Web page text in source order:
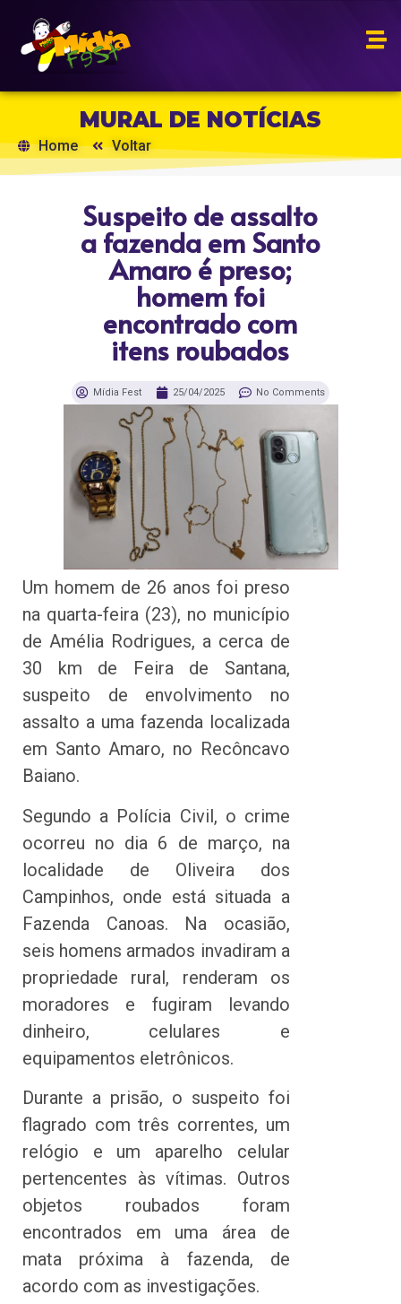
MURAL DE NOTÍCIAS
Home Voltar
Suspeito de assalto
a fazenda em Santo
Amaro é preso;
homem foi
encontrado com
itens roubados
Mídia Fest 25/04/2025 No Comments
Um homem de 26 anos foi preso
na quarta-feira (23), no município
de Amélia Rodrigues, a cerca de
30 km de Feira de Santana,
suspeito de envolvimento no
assalto a uma fazenda localizada
em Santo Amaro, no Recôncavo
Baiano.
Segundo a Polícia Civil, o crime
ocorreu no dia 6 de março, na
localidade de Oliveira dos
Campinhos, onde está situada a
Fazenda Canoas. Na ocasião,
seis homens armados invadiram a
propriedade rural, renderam os
moradores e fugiram levando
dinheiro, celulares e
equipamentos eletrônicos.
Durante a prisão, o suspeito foi
flagrado com três correntes, um
relógio e um aparelho celular
pertencentes às vítimas. Outros
objetos roubados foram
encontrados em uma área de
mata próxima à fazenda, de
acordo com as investigações.